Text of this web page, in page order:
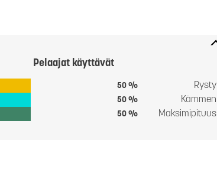
Pelaajat käyttävät
50 % Rysty
50 % Kämmen
50 % Maksimipituus